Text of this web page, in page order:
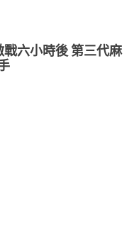
戰六小時後 第三代麻